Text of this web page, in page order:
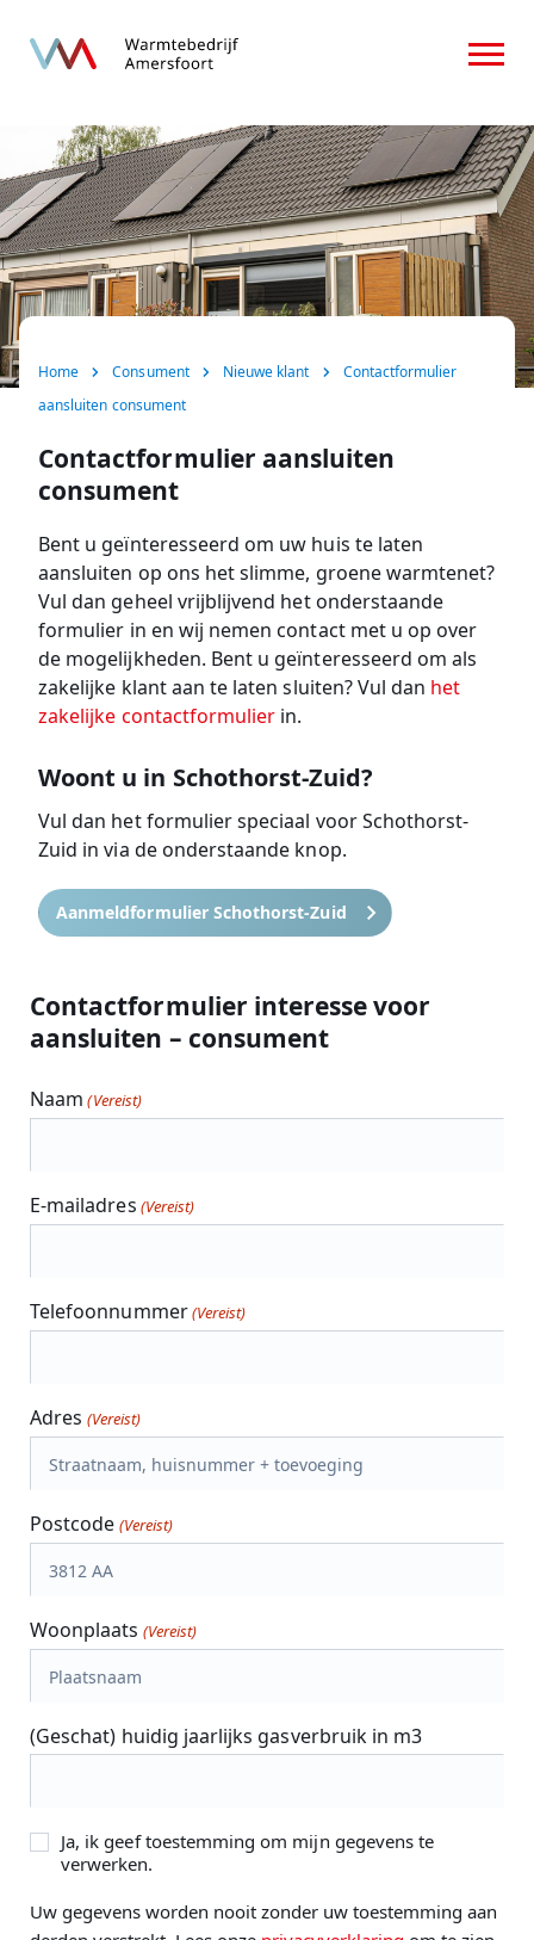
Home
Over ons
Consument
Zakelijk
Home Consument Nieuwe klant
Contactformulier
aansluiten consument
Contactformulier aansluiten
consument
Bent u geïnteresseerd om uw huis te laten
aansluiten op ons het slimme, groene warmtenet?
Vul dan geheel vrijblijvend het onderstaande
formulier in en wij nemen contact met u op over
de mogelijkheden. Bent u geïnteresseerd om als
zakelijke klant aan te laten sluiten? Vul dan het
zakelijke contactformulier in.
Woont u in Schothorst-Zuid?
Vul dan het formulier speciaal voor Schothorst-
Zuid in via de onderstaande knop.
Aanmeldformulier Schothorst-Zuid
Contactformulier interesse voor
aansluiten – consument
Naam (Vereist)
E-mailadres (Vereist)
Telefoonnummer(Vereist)
Adres (Vereist)
Postcode (Vereist)
Woonplaats (Vereist)
(Geschat) huidig jaarlijks gasverbruik in m3
A
V
Ja, ik geef toestemming om mijn gegevens te
verwerken.
Uw gegevens worden nooit zonder uw toestemming aan